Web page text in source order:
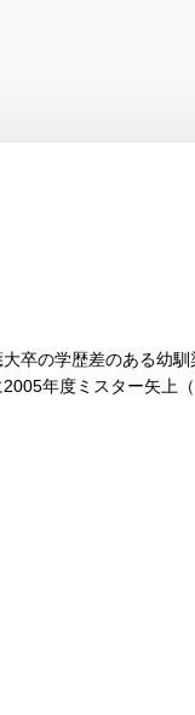
卒の学歴差のある幼馴
年度ミスター矢上（